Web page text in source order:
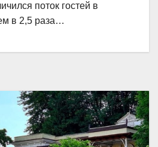
поток гостей в
в 2,5 раза…